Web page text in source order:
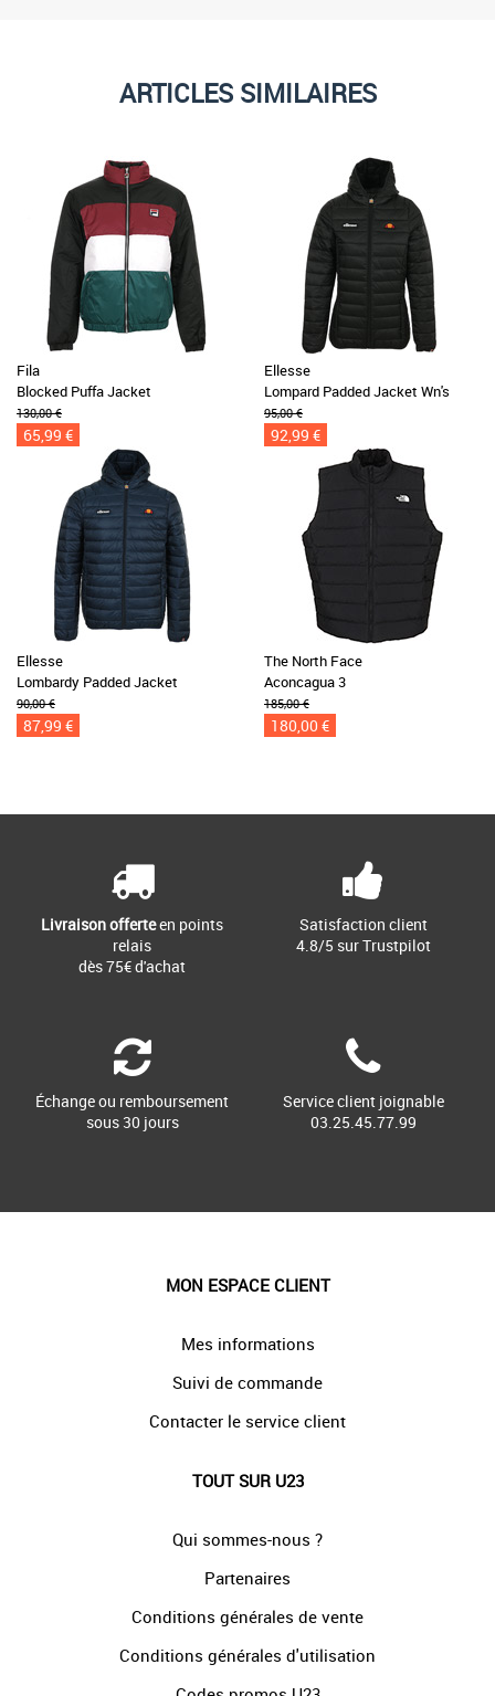
ARTICLES SIMILAIRES
Fila
Blocked Puffa Jacket
130,00 €
65,99 €
Ellesse
Lompard Padded Jacket Wn's
95,00 €
92,99 €
Ellesse
Lombardy Padded Jacket
90,00 €
87,99 €
The North Face
Aconcagua 3
185,00 €
180,00 €
Livraison offerteen points
relais
dès 75€ d'achat
Satisfaction client
4.8/5 sur Trustpilot
Échange ou remboursement
sous 30 jours
Service client joignable
03.25.45.77.99
MON ESPACE CLIENT
Mes informations
Suivi de commande
Contacter le service client
TOUT SUR U23
Qui sommes-nous ?
Partenaires
Conditions générales de vente
Conditions générales d'utilisation